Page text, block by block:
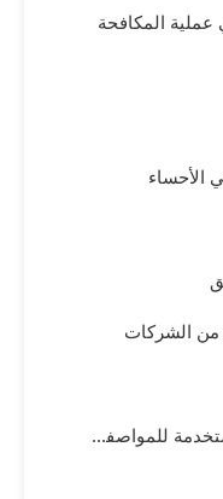
المكافحة
الأحساء
الشركات
١. تأكد من مطابقة المبيدات المستخدمة للمواصفات الصحية